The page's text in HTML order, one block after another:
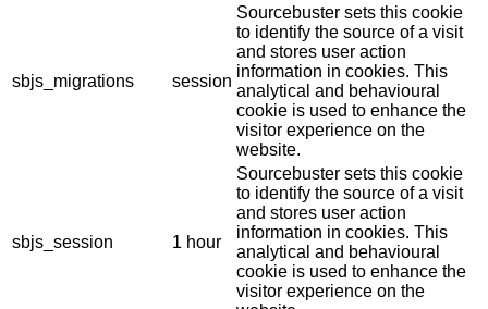
sbjs_migrations session
Sourcebuster sets this cookie
to identify the source of a visit
and stores user action
information in cookies. This
analytical and behavioural
cookie is used to enhance the
visitor experience on the
website.
sbjs_session 1 hour
Sourcebuster sets this cookie
to identify the source of a visit
and stores user action
information in cookies. This
analytical and behavioural
cookie is used to enhance the
visitor experience on the